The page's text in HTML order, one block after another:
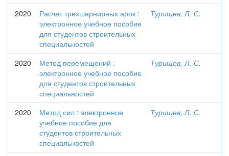
2020
Расчет трехшарнирных арок :
электронное учебное пособие
для студентов строительных
специальностей
Турищев, Л. С.
2020
Метод перемещений :
электронное учебное пособие
для студентов строительных
специальностей
Турищев, Л. С.
2020
Метод сил : электронное
учебное пособие для
студентов строительных
специальностей
Турищев, Л. С.